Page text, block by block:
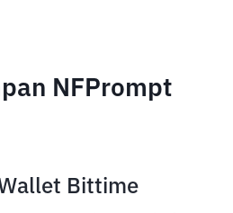
NFPrompt
Bittime